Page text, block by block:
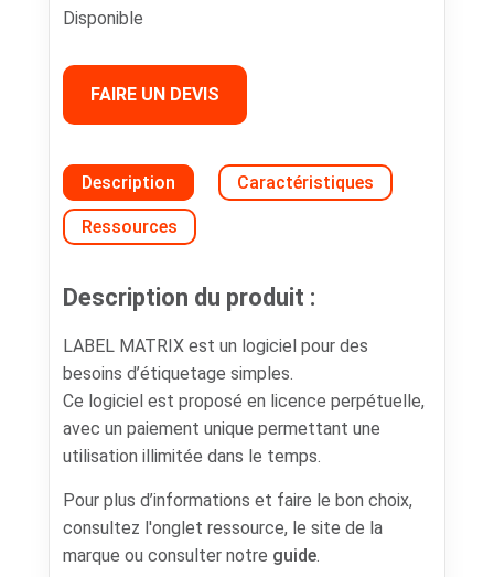
Disponible
FAIRE UN DEVIS
Description Caractéristiques
Ressources
Description du produit :
LABEL MATRIX est un logiciel pour des
besoins d’étiquetage simples.
Ce logiciel est proposé en licence perpétuelle,
avec un paiement unique permettant une
utilisation illimitée dans le temps.
Pour plus d’informations et faire le bon choix,
consultez l'onglet ressource, le site de la
marque ou consulter notre guide.